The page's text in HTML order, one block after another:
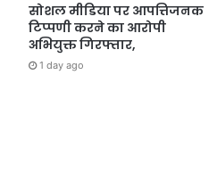
सोशल मीडिया पर आपत्तिजनक
टिप्पणी करने का आरोपी
अभियुक्त गिरफ्तार,
1 day ago